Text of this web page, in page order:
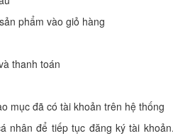
phẩm vào giỏ hàng
thanh toán
mục đã có tài khoản trên hệ thống
nhân để tiếp tục đăng ký tài